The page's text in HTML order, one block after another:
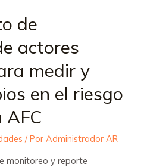
de
actores
medir y
en el riesgo
AFC
/ Por Administrador AR
monitoreo y reporte